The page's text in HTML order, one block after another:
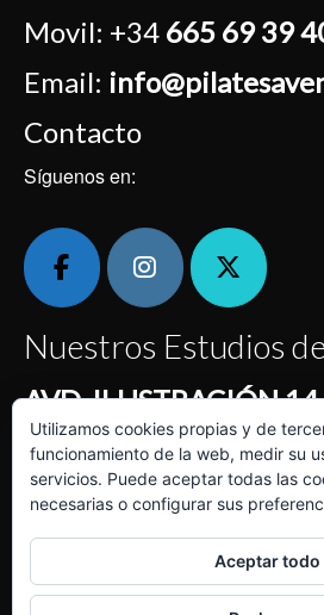
Movil: +34 665 69 39
Email:
Contacto
Síguenos en:
Nuestros Estudios
AVD. ILUSTRACIÓN
Centro Comercial Montecanal
horas
Calle KENTYA, LOCAL
En los bajos de la Clínica Quirón
7:30 a 22 horas
Utilizamos cookies propias y de
funcionamiento de la web, medir su
servicios. Puede aceptar todas las
necesarias o configurar sus
Aceptar todo